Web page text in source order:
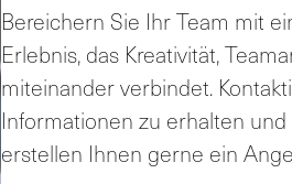
Bereichern Sie Ihr Team mit
Erlebnis, das Kreativität,
miteinander verbindet.
Informationen zu erhalten
erstellen Ihnen gerne ein